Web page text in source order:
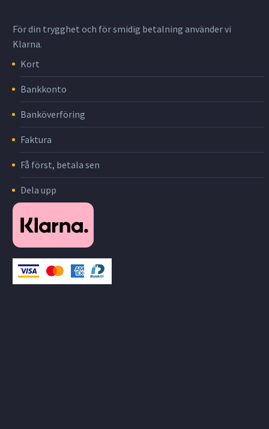
För din trygghet och för smidig betalning använder vi
Klarna.
Kort
Bankkonto
Banköverföring
Faktura
Få först, betala sen
Dela upp